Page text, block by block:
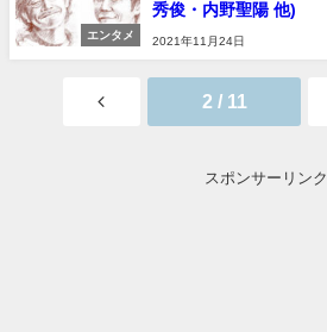
エンタメ
秀俊・内野聖陽 他)
2021年11月24日
2 / 11
スポンサーリンク